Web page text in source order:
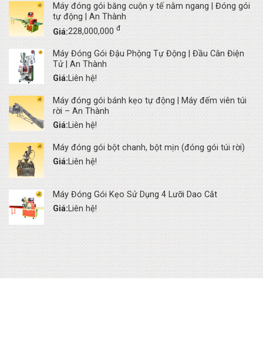
Máy đóng gói băng cuộn y tế nằm ngang | Đóng gói
tự động | An Thành
Giá:228,000,000 đ
Máy Đóng Gói Đậu Phộng Tự Động | Đầu Cân Điện
Tử | An Thành
Giá:Liên hệ!
Máy đóng gói bánh kẹo tự động | Máy đếm viên túi
rời – An Thành
Giá:Liên hệ!
Máy đóng gói bột chanh, bột mịn (đóng gói túi rời)
Giá:Liên hệ!
Máy Đóng Gói Kẹo Sử Dụng 4 Lưỡi Dao Cắt
Giá:Liên hệ!